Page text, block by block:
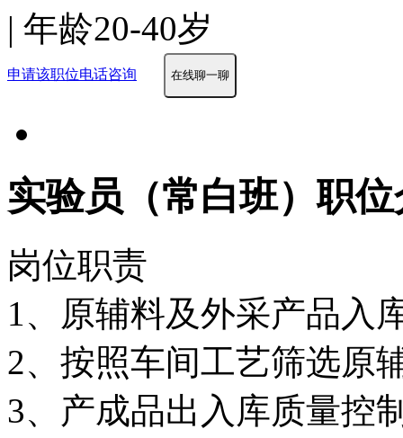
| 年龄20-40岁
申请该职位电话咨询 在线聊一聊
实验员（常白班）职
岗位职责
1、原辅料及外采产品入
2、按照车间工艺筛选原
3、产成品出入库质量控